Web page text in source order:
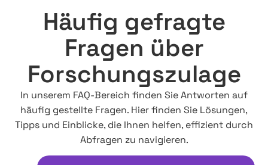
Häufig gefragte
Fragen über
Forschungszulage
In unserem FAQ-Bereich finden Sie Antworten auf
häufig gestellte Fragen. Hier finden Sie Lösungen,
Tipps und Einblicke, die Ihnen helfen, effizient durch
Abfragen zu navigieren.